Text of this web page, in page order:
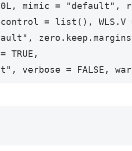
mimic = "default",
= list(), WLS.V
TRUE,
verbose = FALSE,